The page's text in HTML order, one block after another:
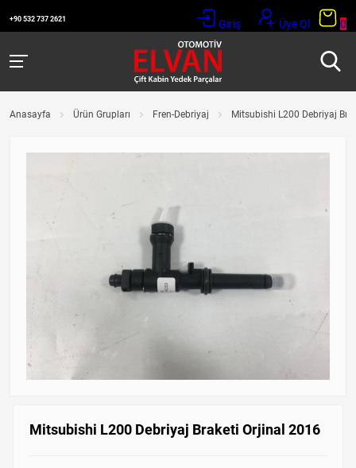
+90 532 737 2621 Giriş Üye Ol 0
Anasayfa Ürün Grupları Fren-Debriyaj Mitsubishi L200 Debriyaj
Mitsubishi L200 Debriyaj Braketi Orjinal 2016